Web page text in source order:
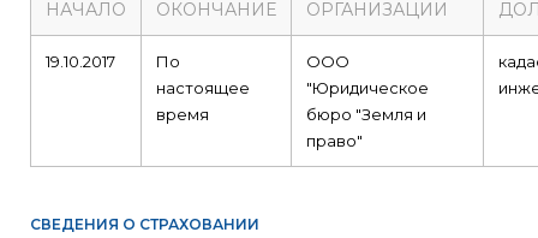
НАЧАЛО ОКОНЧАНИЕ ОРГАНИЗАЦИИ
19.10.2017
По
настоящее
время
ООО
"Юридическое
бюро "Земля и
право"
СВЕДЕНИЯ О СТРАХОВАНИИ